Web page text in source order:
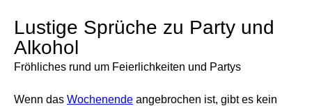
Lustige Sprüche zu Party und
Alkohol
Fröhliches rund um Feierlichkeiten und Partys
Wenn das Wochenende angebrochen ist, gibt es kein